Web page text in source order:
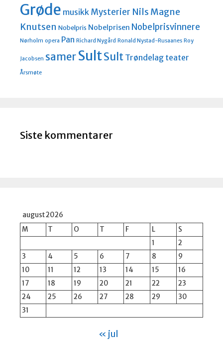
Grøde musikk Mysterier Nils Magne
Knutsen Nobelpris Nobelprisen Nobelprisvinnere
Nørholm opera Pan Richard Nygård Ronald Nystad-Rusaanes Roy
Jacobsen samerSultSult Trøndelag teater
Årsmøte
Siste kommentarer
august 2026
M
T O T F L
S
1
2
3
4 5 6 7 8
9
10
11 12 13 14 15
16
17
18 19 20 21 22
23
24
25 26 27 28 29
30
31
« jul